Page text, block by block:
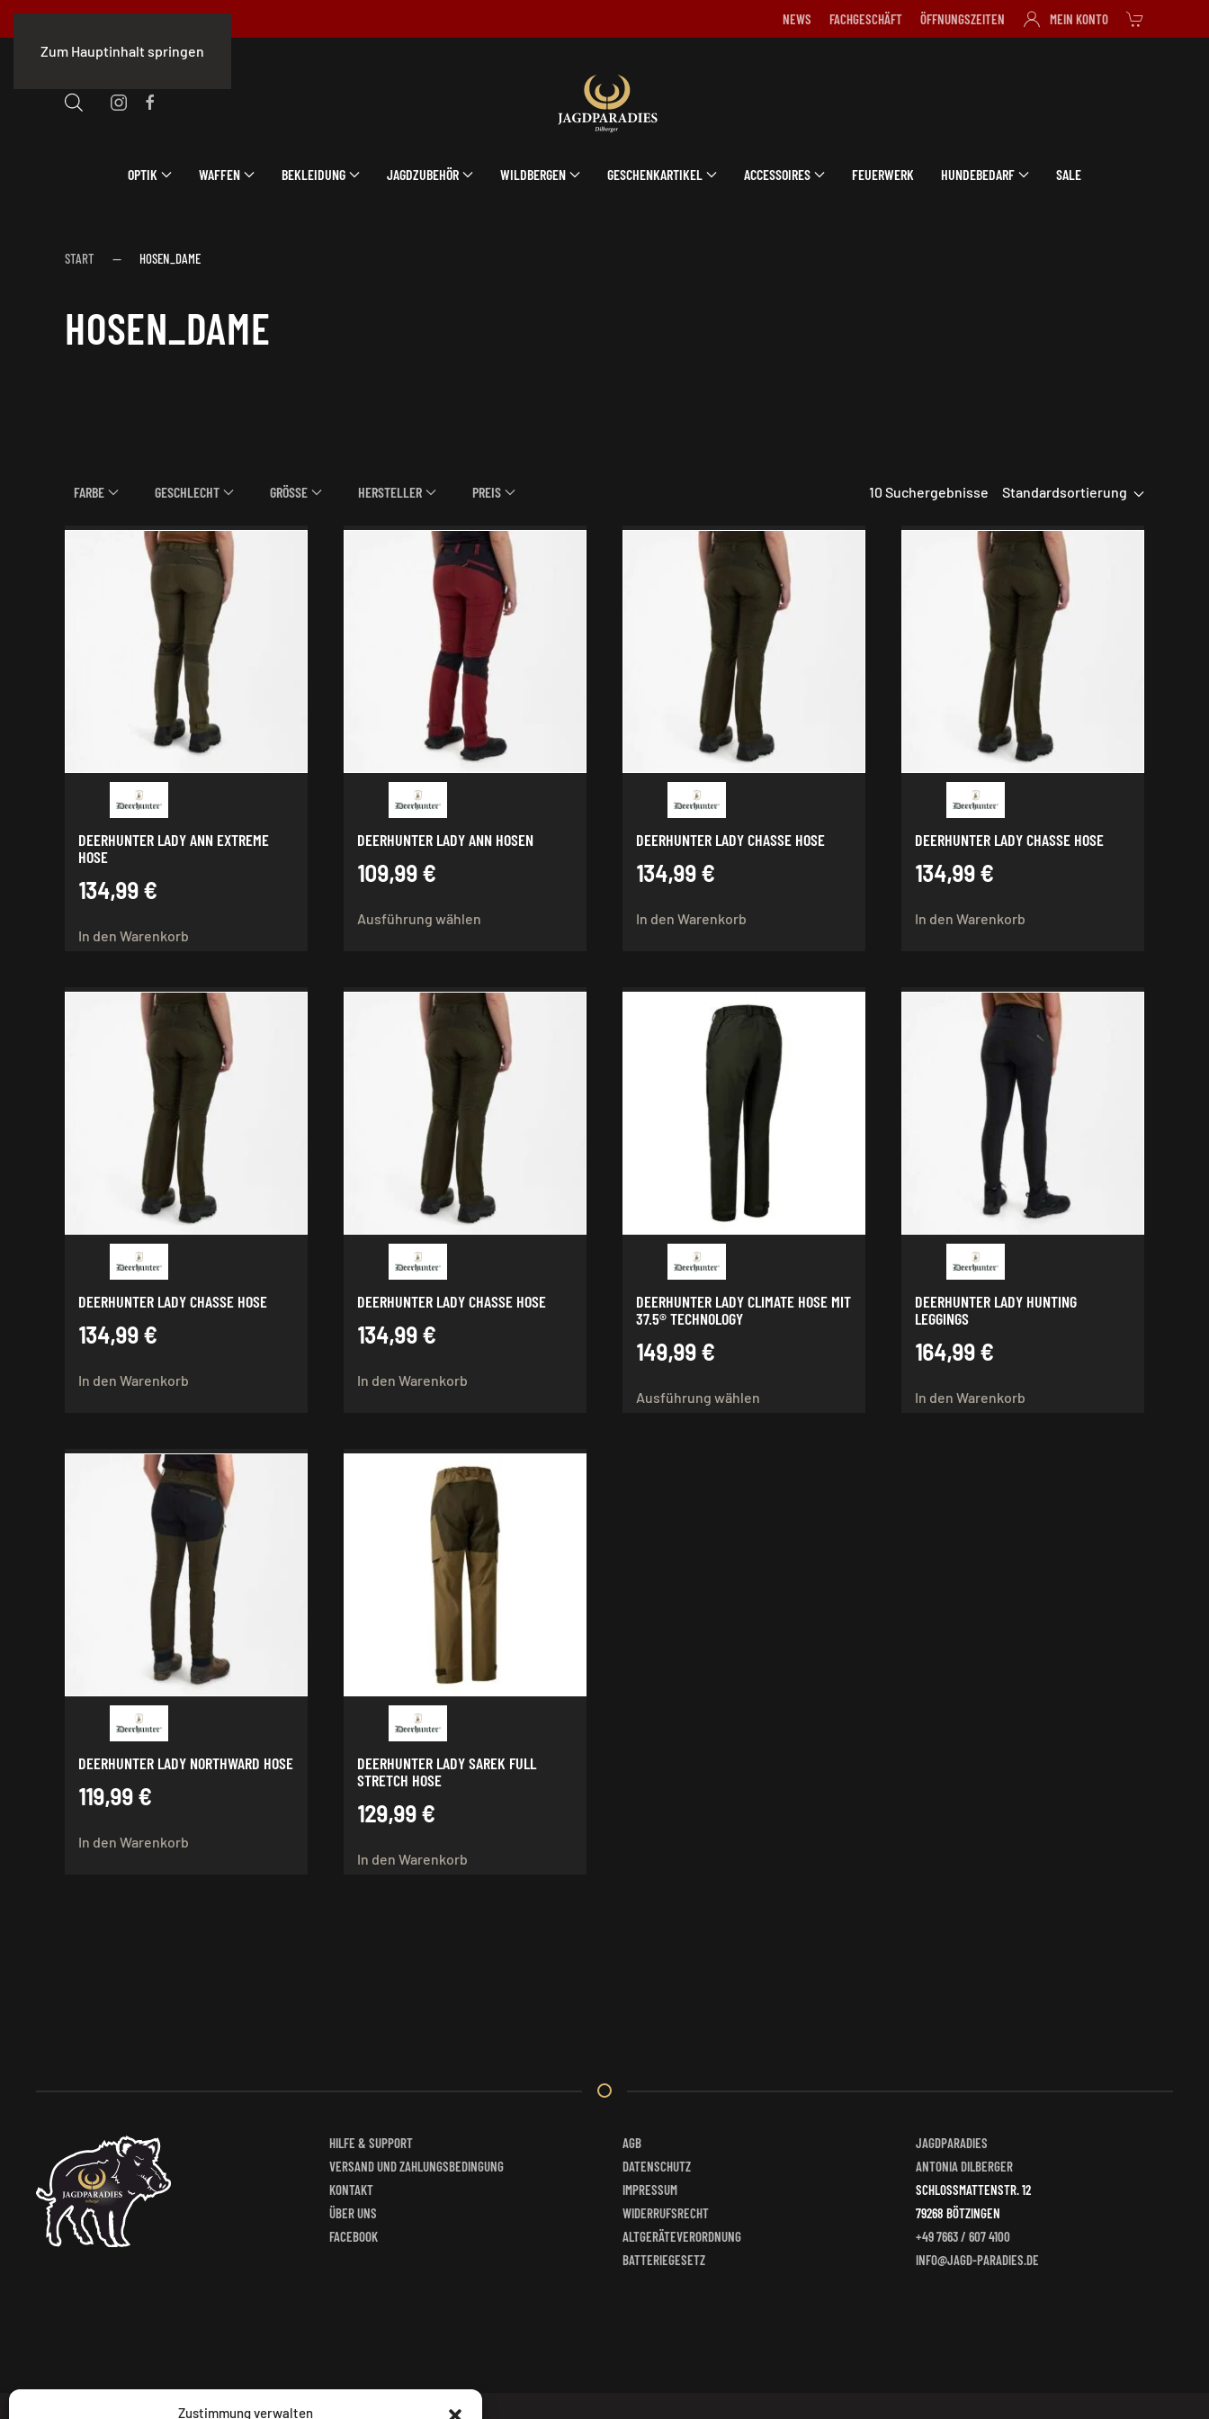
Zustimmung verwalten
Zum Hauptinhalt springen
NEWS FACHGESCHÄFT ÖFFNUNGSZEITEN MEIN KONTO
OPTIK WAFFEN BEKLEIDUNG JAGDZUBEHÖR WILDBERGEN GESCHENKARTIKEL ACCESSOIRES FEUERWERK HUNDEBEDARF SALE
START HOSEN_DAME
HOSEN_DAME
FARBE GESCHLECHT GRÖSSE HERSTELLER PREIS Standardsortierung
10 Suchergebnisse
DEERHUNTER LADY ANN EXTREME
HOSE
134,99 €
In den Warenkorb
DEERHUNTER LADY ANN HOSEN
109,99 €
Ausführung wählen
auf.
Die
Optionen
können
auf
der
Produktseite
gewählt
werden
DEERHUNTER LADY CHASSE HOSE
134,99 €
In den Warenkorb
DEERHUNTER LADY CHASSE HOSE
134,99 €
In den Warenkorb
DEERHUNTER LADY CHASSE HOSE
134,99 €
In den Warenkorb
DEERHUNTER LADY CHASSE HOSE
134,99 €
In den Warenkorb
DEERHUNTER LADY CLIMATE HOSE MIT
37.5® TECHNOLOGY
149,99 €
Ausführung wählen
DEERHUNTER LADY HUNTING
LEGGINGS
164,99 €
In den Warenkorb
DEERHUNTER LADY NORTHWARD HOSE
119,99 €
In den Warenkorb
DEERHUNTER LADY SAREK FULL
STRETCH HOSE
129,99 €
In den Warenkorb
HILFE & SUPPORT
VERSAND UND ZAHLUNGSBEDINGUNG
KONTAKT
ÜBER UNS
FACEBOOK
AGB
DATENSCHUTZ
IMPRESSUM
WIDERRUFSRECHT
ALTGERÄTEVERORDNUNG
BATTERIEGESETZ
JAGDPARADIES
ANTONIA DILBERGER
SCHLOSSMATTENSTR. 12
79268 BÖTZINGEN
+49 7663 / 607 4100
INFO@JAGD-PARADIES.DE